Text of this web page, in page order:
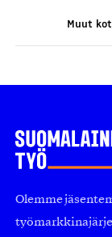
Muut
Olemme